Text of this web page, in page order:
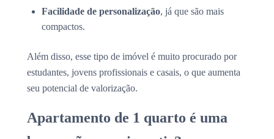
Facilidade de personalização, já que são mais
compactos.
Além disso, esse tipo de imóvel é muito procurado por
estudantes, jovens profissionais e casais, o que aumenta
seu potencial de valorização.
Apartamento de 1 quarto é uma